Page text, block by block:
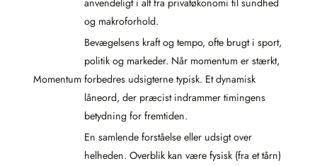
anvendeligt i alt fra privatøkonomi til sundhed
og makroforhold.
Momentum
Bevægelsens kraft og tempo, ofte brugt i sport,
politik og markeder. Når momentum er stærkt,
forbedres udsigterne typisk. Et dynamisk
låneord, der præcist indrammer timingens
betydning for fremtiden.
En samlende forståelse eller udsigt over
helheden. Overblik kan være fysisk (fra et tårn)